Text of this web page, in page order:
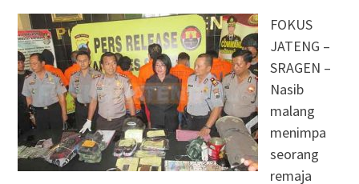
FOKUS
JATENG –
SRAGEN –
Nasib
malang
menimpa
seorang
remaja